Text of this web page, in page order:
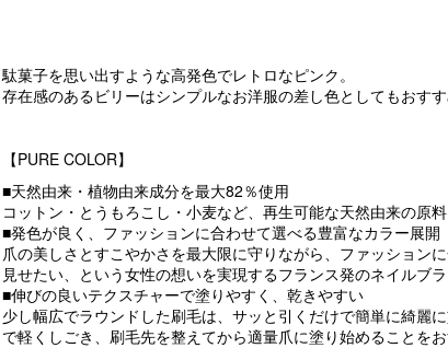
駄菓子を思い出すような高発色でレトロなピンク。
存在感のあるビリーはシンプルなお洋服の差し色としてもおすす
【PURE COLOR】
■天然由来・植物由来成分を最大82％使用
コットン・とうもろこし・小麦など、再生可能な天然由来の原
■発色が良く、ファッションに合わせて選べる豊富なカラー展開
爪の美しさとすこやかさを最大限に守りながら、ファッション
見せたい、という女性の想いを実現するフランス発のネイルブラ
■伸びの良いテクスチャーで塗りやすく、乾きやすい
少し幅広でラウンドした刷毛は、サッと引くだけで簡単に綺麗
で軽くしごき、刷毛先を整えてから適量爪に塗り始めることをお